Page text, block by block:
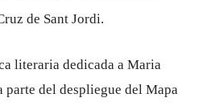
de Sant Jordi.
literaria dedicada a Maria
del despliegue del Mapa